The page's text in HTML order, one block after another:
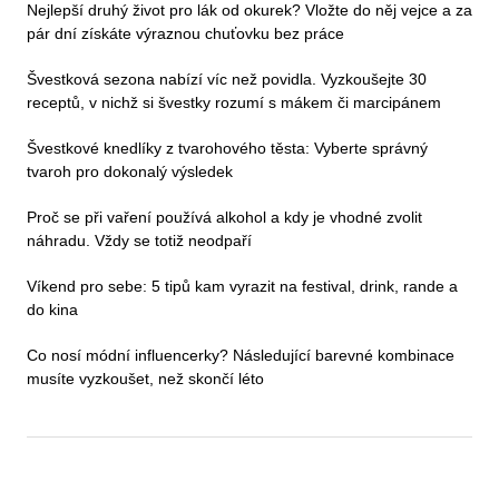
Nejlepší druhý život pro lák od okurek? Vložte do něj vejce a za
pár dní získáte výraznou chuťovku bez práce
Švestková sezona nabízí víc než povidla. Vyzkoušejte 30
receptů, v nichž si švestky rozumí s mákem či marcipánem
Švestkové knedlíky z tvarohového těsta: Vyberte správný
tvaroh pro dokonalý výsledek
Proč se při vaření používá alkohol a kdy je vhodné zvolit
náhradu. Vždy se totiž neodpaří
Víkend pro sebe: 5 tipů kam vyrazit na festival, drink, rande a
do kina
Co nosí módní influencerky? Následující barevné kombinace
musíte vyzkoušet, než skončí léto